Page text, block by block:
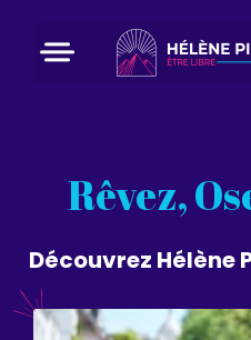
Rêvez,
Découvrez Hélène